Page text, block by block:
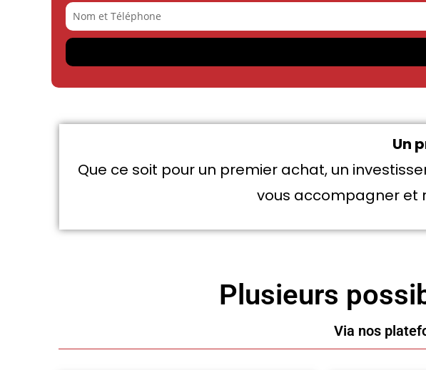
Un
Que ce soit pour un premier achat, un
vous accompagner et
Plusieurs
Via nos